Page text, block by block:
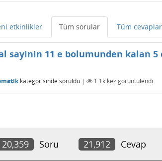
etkinlikler Tüm sorular Tüm cevaplar
sayinin 11 e bolumunden kalan
kategorisinde soruldu | 1.1k kez görüntülendi
20,359 Soru 21,912 Cevap